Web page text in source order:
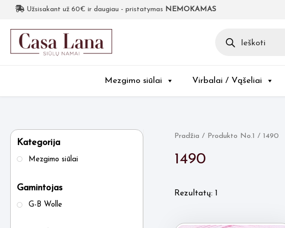
Užsisakant už 60€ ir daugiau - pristatymas NEMOKAMAS
search
Mezgimo siūlai Virbalai / Vąšeliai
Kategorija
Mezgimo siūlai
Gamintojas
G-B Wolle
Pradžia / Produkto No.1 / 1490
1490
Rezultatų: 1